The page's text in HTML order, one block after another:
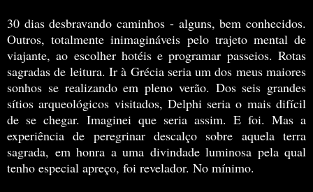
30 dias desbravando caminhos - alguns, bem conhecidos.
Outros, totalmente inimagináveis pelo trajeto mental de
viajante, ao escolher hotéis e programar passeios. Rotas
sagradas de leitura. Ir à Grécia seria um dos meus maiores
sonhos se realizando em pleno verão. Dos seis grandes
sítios arqueológicos visitados, Delphi seria o mais difícil
de se chegar. Imaginei que seria assim. E foi. Mas a
experiência de peregrinar descalço sobre aquela terra
sagrada, em honra a uma divindade luminosa pela qual
tenho especial apreço, foi revelador. No mínimo.